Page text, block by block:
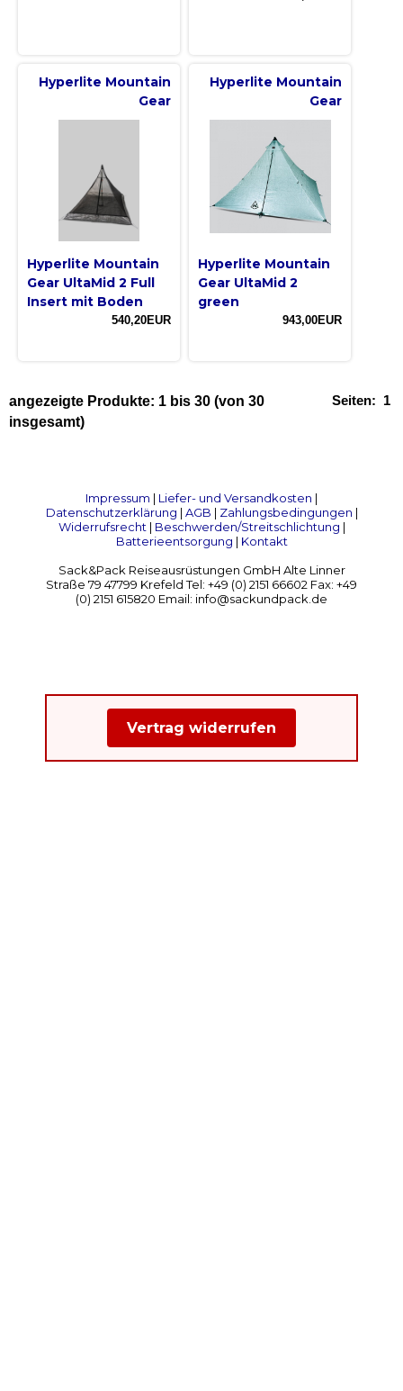
Hyperlite Mountain
Gear
Hyperlite Mountain
Gear UltaMid 2 Full
Insert mit Boden
540,20EUR
Hyperlite Mountain
Gear
Hyperlite Mountain
Gear UltaMid 2
green
943,00EUR
Seiten: 1
angezeigte Produkte: 1 bis 30 (von 30
insgesamt)
Impressum | Liefer- und Versandkosten |
Datenschutzerklärung | AGB | Zahlungsbedingungen |
Widerrufsrecht | Beschwerden/Streitschlichtung |
Batterieentsorgung | Kontakt
Sack&Pack Reiseausrüstungen GmbH Alte Linner
Straße 79 47799 Krefeld Tel: +49 (0) 2151 66602 Fax: +49
(0) 2151 615820 Email: info@sackundpack.de
Vertrag widerrufen